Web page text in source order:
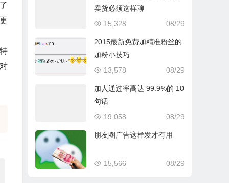
卖货必须这样聊
08/29
15,328
2015最新免费加精准粉丝的
加粉小技巧
08/29
13,578
加人通过率高达 99.9%的 10
句话
08/29
19,058
朋友圈广告这样发才有用
08/29
15,566